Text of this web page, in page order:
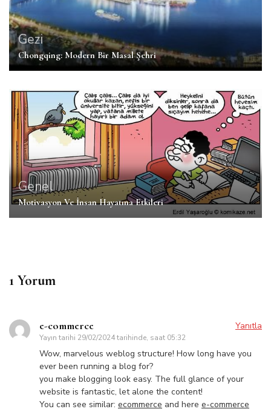
Gezi
Chongqing: Modern Bir Masal Şehri
Genel
Motivasyon Ve İnsan Hayatına Etkileri
1 Yorum
e-commerce
Yayın tarihi 29/02/2024 tarihinde, saat 05:32
Yanıtla
Wow, marvelous weblog structure! How long have you
ever been running a blog for?
you make blogging look easy. The full glance of your
website is fantastic, let alone the content!
You can see similar: ecommerce and here e-commerce